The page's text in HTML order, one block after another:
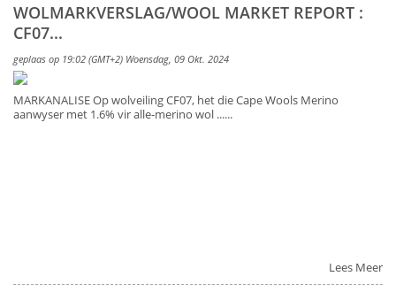
WOLMARKVERSLAG/WOOL MARKET REPORT :
CF07...
geplaas op 19:02 (GMT+2) Woensdag, 09 Okt. 2024
MARKANALISE Op wolveiling CF07, het die Cape Wools Merino
aanwyser met 1.6% vir alle-merino wol ......
Lees Meer